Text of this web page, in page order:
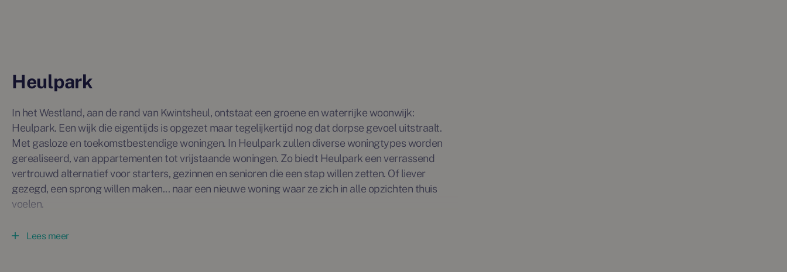
Heulpark
In het Westland, aan de rand van Kwintsheul, ontstaat een groene en waterrijke woonwijk:
Heulpark. Een wijk die eigentijds is opgezet maar tegelijkertijd nog dat dorpse gevoel uitstraalt.
Met gasloze en toekomstbestendige woningen. In Heulpark zullen diverse woningtypes worden
gerealiseerd, van appartementen tot vrijstaande woningen. Zo biedt Heulpark een verrassend
vertrouwd alternatief voor starters, gezinnen en senioren die een stap willen zetten. Of liever
gezegd, een sprong willen maken... naar een nieuwe woning waar ze zich in alle opzichten thuis
voelen.
Heulpark fase 2 omvat 22 woningen uit het buurtje Klimbes bestaande uit 10 twee-onder-een-
Lees meer